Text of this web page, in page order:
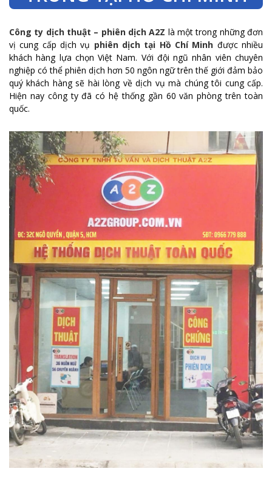
Công ty dịch thuật – phiên dịch A2Z là một trong những đơn
vị cung cấp dịch vụ phiên dịch tại Hồ Chí Minh được nhiều
khách hàng lựa chọn Việt Nam. Với đội ngũ nhân viên chuyên
nghiệp có thể phiên dịch hơn 50 ngôn ngữ trên thế giới đảm bảo
quý khách hàng sẽ hài lòng về dịch vụ mà chúng tôi cung cấp.
Hiện nay công ty đã có hệ thống gần 60 văn phòng trên toàn
quốc.